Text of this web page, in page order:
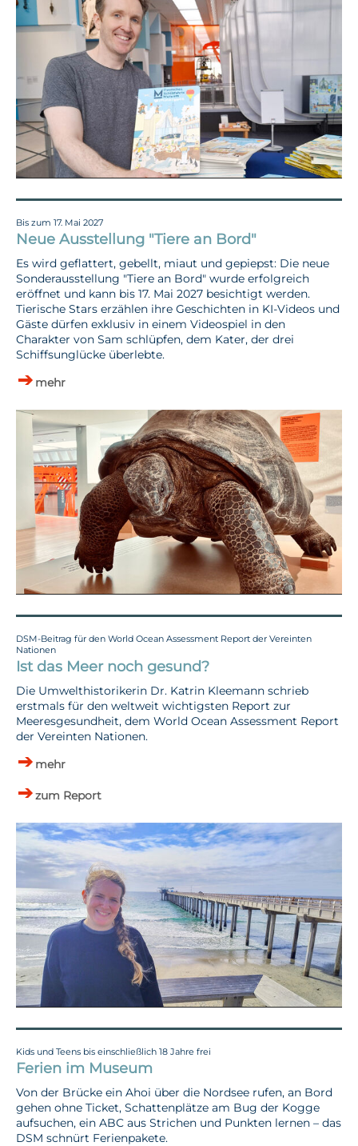
Bis zum 17. Mai 2027
Neue Ausstellung "Tiere an Bord"
Es wird geflattert, gebellt, miaut und gepiepst: Die neue
Sonderausstellung "Tiere an Bord" wurde erfolgreich
eröffnet und kann bis 17. Mai 2027 besichtigt werden.
Tierische Stars erzählen ihre Geschichten in KI-Videos und
Gäste dürfen exklusiv in einem Videospiel in den
Charakter von Sam schlüpfen, dem Kater, der drei
Schiffsunglücke überlebte.
mehr
DSM-Beitrag für den World Ocean Assessment Report der Vereinten
Nationen
Ist das Meer noch gesund?
Die Umwelthistorikerin Dr. Katrin Kleemann schrieb
erstmals für den weltweit wichtigsten Report zur
Meeresgesundheit, dem World Ocean Assessment Report
der Vereinten Nationen.
mehr
zum Report
Kids und Teens bis einschließlich 18 Jahre frei
Ferien im Museum
Von der Brücke ein Ahoi über die Nordsee rufen, an Bord
gehen ohne Ticket, Schattenplätze am Bug der Kogge
aufsuchen, ein ABC aus Strichen und Punkten lernen – das
DSM schnürt Ferienpakete.